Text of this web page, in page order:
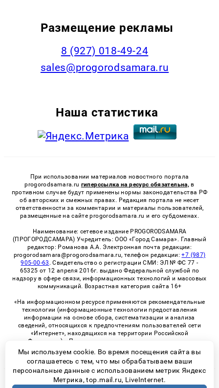
Размещение рекламы
8 (927) 018-49-24
sales@progorodsamara.ru
Наша статистика
При использовании материалов новостного портала
progorodsamara.ru гиперссылка на ресурс обязательна, в
противном случае будут применены нормы законодательства РФ
об авторских и смежных правах. Редакция портала не несет
ответственности за комментарии и материалы пользователей,
размещенные на сайте progorodsamara.ru и его субдоменах.
Наименование: сетевое издание PROGORODSAMARA
(ПРОГОРОДСАМАРА) Учредитель: ООО «Город Самара». Главный
редактор: Романова А.А. Электронная почта редакции:
progorodsamara@progorodsamara.ru, телефон редакции:+7 (987)
905-00-63 . Свидетельство о регистрации СМИ: ЭЛ № ФС 77 -
65325 от 12 апреля 2016г. выдано Федеральной службой по
надзору в сфере связи, информационных технологий и массовых
коммуникаций. Возрастная категория сайта 16+
«На информационном ресурсе применяются рекомендательные
технологии (информационные технологии предоставления
информации на основе сбора, систематизации и анализа
сведений, относящихся к предпочтениям пользователей сети
«Интернет», находящихся на территории Российской
Федерации)». Правила применения рекомендательных
технологий в виджетах рекламно-обменной сети
«СМИ2» (PDF)
© 2026 «ProGorodSamara» | Все права защищены
Мы используем cookie. Во время посещения сайта вы
соглашаетесь с тем, что мы обрабатываем ваши
персональные данные с использованием метрик Яндекс
Метрика, top.mail.ru, LiveInternet.